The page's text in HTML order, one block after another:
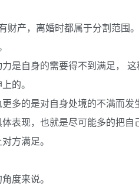
产，离婚时都属于分割范围。
是自身的需要得不到满足，
的。
多的是对自身处境的不满而
表现，也就是尽可能多的把
方满足。
度来说。